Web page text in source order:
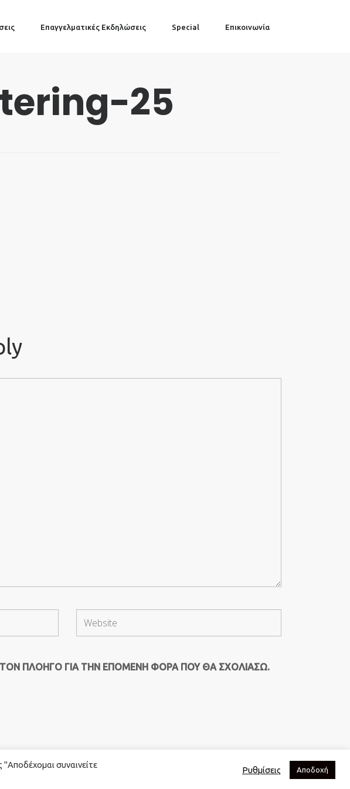
Επαγγελματικές Εκδηλώσεις Special Επικοινωνία
25
ΠΛΟΗΓΌ ΓΙΑ ΤΗΝ ΕΠΌΜΕΝΗ ΦΟΡΆ ΠΟΥ ΘΑ ΣΧΟΛΙΆΣΩ.
συναινείτε
Ρυθμίσεις Αποδοχή